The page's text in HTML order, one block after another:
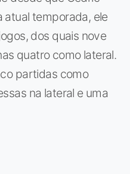
atual temporada, ele
dos quais nove
quatro como lateral.
partidas como
na lateral e uma